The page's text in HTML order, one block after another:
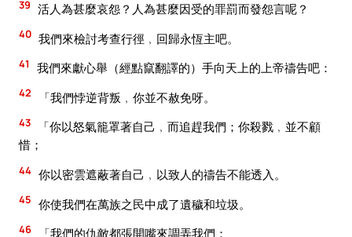
39 活人為甚麼哀怨？人為甚麼因受的罪罰而發怨言呢？
40 我們來檢討考查行徑﹐回歸永恆主吧。
41 我們來獻心舉（經點竄翻譯的）手向天上的上帝禱告吧：
42 「我們悖逆背叛﹐你並不赦免呀。
43
「你以怒氣籠罩著自己﹐而追趕我們；你殺戮﹐並不顧
惜；
44 你以密雲遮蔽著自己﹐以致人的禱告不能透入。
45 你使我們在萬族之民中成了遺穢和垃圾。
46 「我們的仇敵都張開嘴來調弄我們；